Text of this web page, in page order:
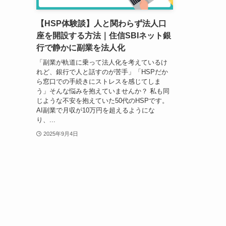
【HSP体験談】人と関わらず法人口
座を開設する方法｜住信SBIネット銀
行で静かに副業を法人化
「副業が軌道に乗って法人化を考えているけ
れど、銀行で人と話すのが苦手」「HSPだか
ら窓口での手続きにストレスを感じてしま
う」そんな悩みを抱えていませんか？ 私も同
じような不安を抱えていた50代のHSPです。
AI副業で月収が10万円を超えるようにな
り、...
2025年9月4日